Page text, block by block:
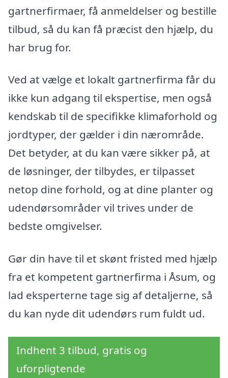
gartnerfirmaer, få anmeldelser og bestille
tilbud, så du kan få præcist den hjælp, du
har brug for.
Ved at vælge et lokalt gartnerfirma får du
ikke kun adgang til ekspertise, men også
kendskab til de specifikke klimaforhold og
jordtyper, der gælder i din nærområde.
Det betyder, at du kan være sikker på, at
de løsninger, der tilbydes, er tilpasset
netop dine forhold, og at dine planter og
udendørsområder vil trives under de
bedste omgivelser.
Gør din have til et skønt fristed med hjælp
fra et kompetent gartnerfirma i Åsum, og
lad eksperterne tage sig af detaljerne, så
du kan nyde dit udendørs rum fuldt ud.
Indhent 3 tilbud, gratis og
uforpligtende